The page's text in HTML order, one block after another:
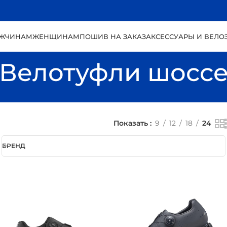
ЖЕНЩИНАМПОШИВ НА ЗАКАЗАКСЕССУАРЫ И
Велотуфли шоссе
Показать 9 12 18 24
БРЕНД